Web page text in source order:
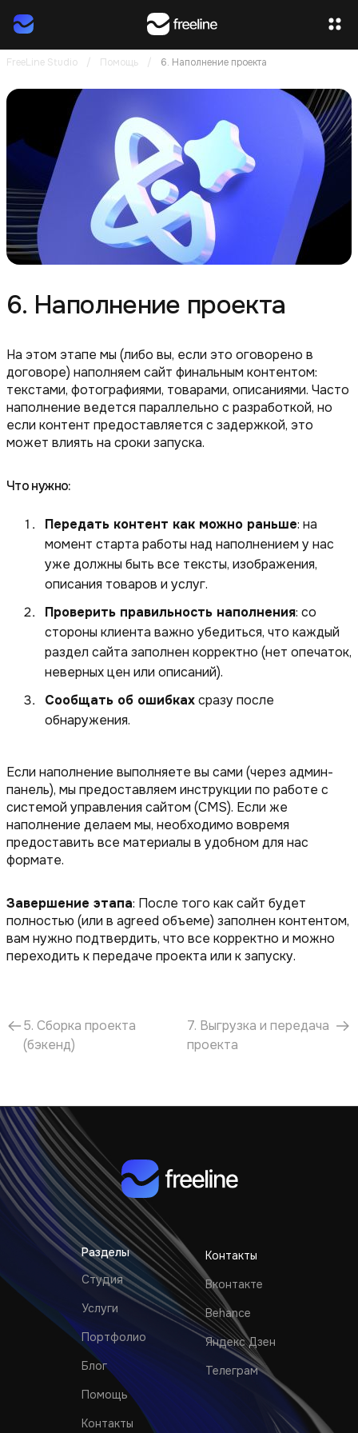
FreeLine Studio / Помощь / 6. Наполнение проекта
6. Наполнение проекта
На этом этапе мы (либо вы, если это оговорено в
договоре) наполняем сайт финальным контентом:
текстами, фотографиями, товарами, описаниями. Часто
наполнение ведется параллельно с разработкой, но
если контент предоставляется с задержкой, это
может влиять на сроки запуска.
Что нужно:
Передать контент как можно раньше: на
момент старта работы над наполнением у нас
уже должны быть все тексты, изображения,
описания товаров и услуг.
Проверить правильность наполнения: со
стороны клиента важно убедиться, что каждый
раздел сайта заполнен корректно (нет опечаток,
неверных цен или описаний).
Сообщать об ошибкахсразу после
обнаружения.
Если наполнение выполняете вы сами (через админ-
панель), мы предоставляем инструкции по работе с
системой управления сайтом (CMS). Если же
наполнение делаем мы, необходимо вовремя
предоставить все материалы в удобном для нас
формате.
Завершение этапа: После того как сайт будет
полностью (или в agreed объеме) заполнен контентом,
вам нужно подтвердить, что все корректно и можно
переходить к передаче проекта или к запуску.
5. Сборка проекта
(бэкенд)
7. Выгрузка и передача
проекта
Разделы
Студия
Услуги
Портфолио
Блог
Помощь
Контакты
Контакты
Вконтакте
Behance
Яндекс Дзен
Телеграм